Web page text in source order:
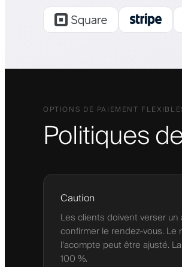
OPTIONS DE PAIEMENT
Politiques
Caution
Les clients doivent verser
confirmer le rendez-vous. Le
l'acompte peut être ajusté.
100 %.